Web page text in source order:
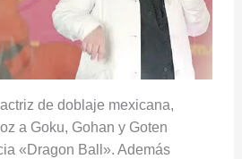
de doblaje mexicana,
a Goku, Gohan y Goten
«Dragon Ball». Además